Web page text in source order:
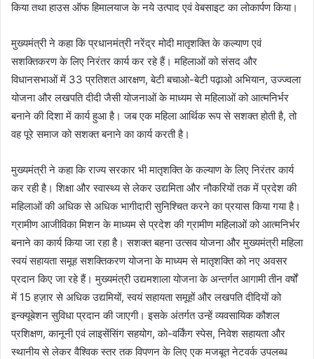
किया तथा हाउस ऑफ हिमालयाज के नये उत्पाद एवं वेबसाइट का लोकार्पण किया।
मुख्यमंत्री ने कहा कि प्रधानमंत्री नरेंद्र मोदी मातृशक्ति के कल्याण एवं
सशक्तिकरण के लिए निरंतर कार्य कर रहे हैं। महिलाओं को संसद और
विधानसभाओं में 33 प्रतिशत आरक्षण, बेटी बचाओ-बेटी पढ़ाओ अभियान, उज्ज्वला
योजना और लखपति दीदी जैसी योजनाओं के माध्यम से महिलाओं को आत्मनिर्भर
बनाने की दिशा में कार्य हुआ है। जब एक महिला आर्थिक रूप से सशक्त होती है, तो
वह पूरे समाज को सशक्त बनाने का कार्य करती है।
मुख्यमंत्री ने कहा कि राज्य सरकार भी मातृशक्ति के कल्याण के लिए निरंतर कार्य
कर रही है। शिक्षा और स्वास्थ्य से लेकर उद्यमिता और नौकरियों तक में प्रदेश की
महिलाओं की अधिक से अधिक भागीदारी सुनिश्चित करने का प्रयास किया गया है।
ग्रामीण आजीविका मिशन के माध्यम से प्रदेश की ग्रामीण महिलाओं को आत्मनिर्भर
बनाने का कार्य किया जा रहा है। सशक्त बहना उत्सव योजना और मुख्यमंत्री महिला
स्वयं सहायता समूह सशक्तिकरण योजना के माध्यम से मातृशक्ति को नए अवसर
प्रदान किए जा रहे हैं। मुख्यमंत्री उद्यमशाला योजना के अन्तर्गत आगामी तीन वर्षों
में 15 हज़ार से अधिक उद्यमियों, स्वयं सहायता समूहों और लखपति दीदियों को
इन्क्यूबेशन सुविधा प्रदान की जाएगी। इसके अंतर्गत उन्हें व्यवसायिक कौशल
प्रशिक्षण, कानूनी एवं लाइसेंसिंग सहयोग, को-वर्किंग स्पेस, निवेश सहायता और
स्थानीय से लेकर वैश्विक स्तर तक विपणन के लिए एक मजबूत नेटवर्क उपलब्ध